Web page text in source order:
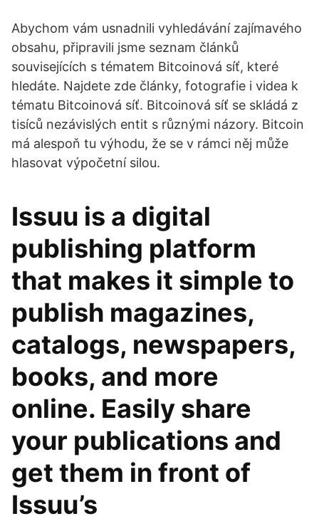
Abychom vám usnadnili vyhledávání zajímavého
obsahu, připravili jsme seznam článků
souvisejících s tématem Bitcoinová síť, které
hledáte. Najdete zde články, fotografie i videa k
tématu Bitcoinová síť. Bitcoinová síť se skládá z
tisíců nezávislých entit s různými názory. Bitcoin
má alespoň tu výhodu, že se v rámci něj může
hlasovat výpočetní silou.
Issuu is a digital
publishing platform
that makes it simple to
publish magazines,
catalogs, newspapers,
books, and more
online. Easily share
your publications and
get them in front of
Issuu’s